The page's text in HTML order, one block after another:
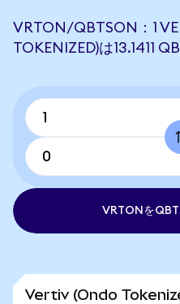
VRTON/QBTSON：1
TOKENIZED)は13.1411
VRTONを
Vertiv (Ondo